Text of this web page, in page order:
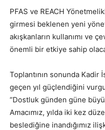
PFAS ve REACH
girmesi beklenen yeni
akışkanların kullanımı ve
önemli bir etkiye sahip
Toplantının sonunda Kadir
geçen yıl güçlendiğini
“Dostluk günden güne
Amacımız, yılda iki kez
beslediğine inandığımız